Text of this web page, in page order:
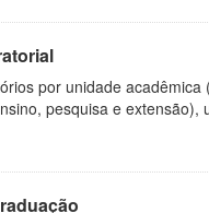
por unidade
pesquisa e extensão),